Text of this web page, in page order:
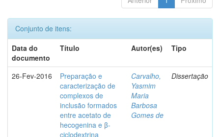
Conjunto de itens:
Data do
documento
Título Autor(es) Tipo
26-Fev-2016
Preparação e
caracterização de
complexos de
inclusão formados
entre acetato de
hecogenina e β-
ciclodextrina
Carvalho,
Yasmim
Maria
Barbosa
Gomes de
Dissertação